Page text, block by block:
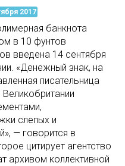
2017
банкнота
в 10 фунтов
введена 14 сентября
«Денежный знак, на
писательница
слепых и
— говорится в
цитирует агентство
архивом коллективной